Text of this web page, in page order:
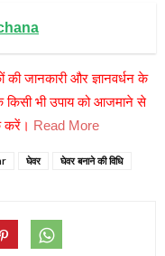
जानकारी और ज्ञानवर्धन के
किसी भी उपाय को आजमाने से
करें। Read More
घेवर घेवर बनाने की विध‍ि